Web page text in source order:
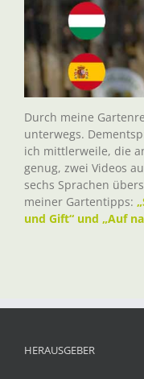
Durch meine
unterwegs.
ich mittlerweile, die
genug, zwei Videos
sechs Sprachen
meiner Gartentipps:
und Gift“ und „Auf
HERAUSGEBER